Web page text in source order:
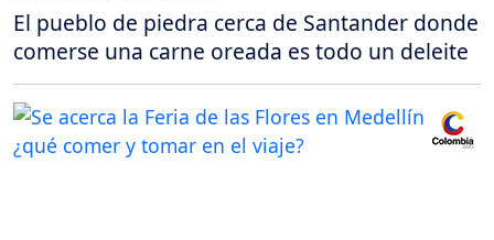
El pueblo de piedra cerca de Santander donde
comerse una carne oreada es todo un deleite